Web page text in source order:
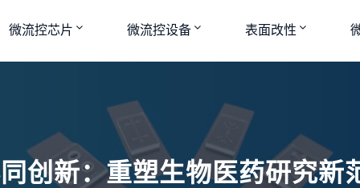
微流控芯片 微流控设备 表面改性
创新：重塑生物医药研究新